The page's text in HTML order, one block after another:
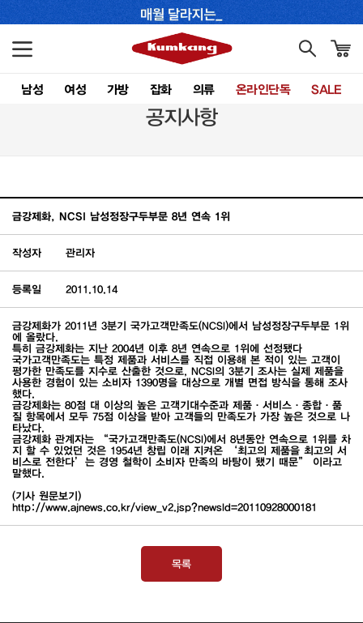
남성 여성 가방 잡화 의류 온라인단독 SALE
공지사항
금강제화, NCSI 남성정장구두부문 8년 연속 1위
작성자 관리자
등록일 2011.10.14
금강제화가 2011년 3분기 국가고객만족도(NCSI)에서 남성정장구두부문 1위
에 올랐다.
특히 금강제화는 지난 2004년 이후 8년 연속으로 1위에 선정됐다
국가고객만족도는 특정 제품과 서비스를 직접 이용해 본 적이 있는 고객이
평가한 만족도를 지수로 산출한 것으로, NCSI의 3분기 조사는 실제 제품을
사용한 경험이 있는 소비자 1390명을 대상으로 개별 면접 방식을 통해 조사
했다.
금강제화는 80점 대 이상의 높은 고객기대수준과 제품·서비스·종합·품
질 항목에서 모두 75점 이상을 받아 고객들의 만족도가 가장 높은 것으로 나
타났다.
금강제화 관계자는 “국가고객만족도(NCSI)에서 8년동안 연속으로 1위를 차
지 할 수 있었던 것은 1954년 창립 이래 지켜온 ‘최고의 제품을 최고의 서
비스로 전한다’는 경영 철학이 소비자 만족의 바탕이 됐기 때문” 이라고
말했다.
(기사 원문보기)
http://www.ajnews.co.kr/view_v2.jsp?newsId=20110928000181
목록